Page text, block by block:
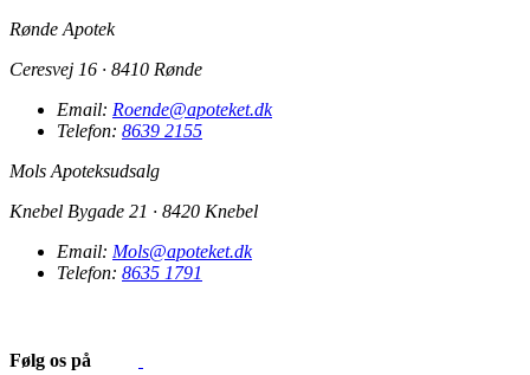
Rønde Apotek
Ceresvej 16 · 8410 Rønde
Email: Roende@apoteket.dk
Telefon: 8639 2155
Mols Apoteksudsalg
Knebel Bygade 21 · 8420 Knebel
Email: Mols@apoteket.dk
Telefon: 8635 1791
Følg os på